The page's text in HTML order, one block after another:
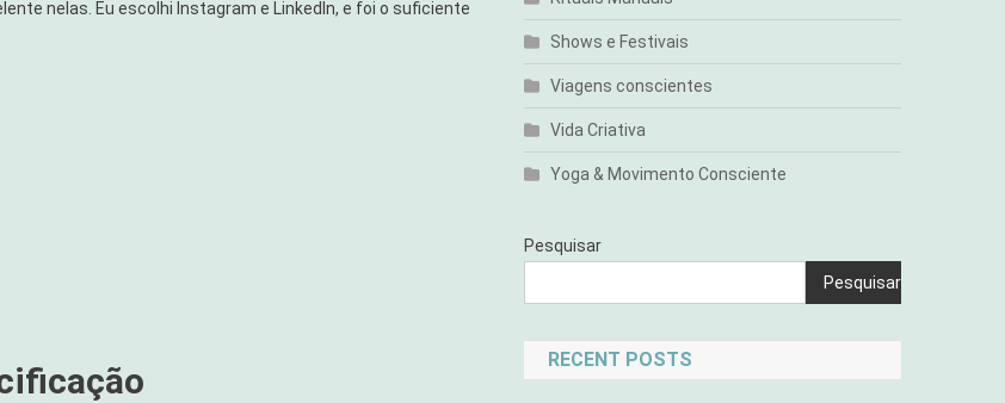
nelas. Eu escolhi Instagram e LinkedIn, e foi o suficiente
Shows e Festivais
Viagens conscientes
Vida Criativa
Yoga & Movimento Consciente
Pesquisar
Pesquisar
RECENT POSTS